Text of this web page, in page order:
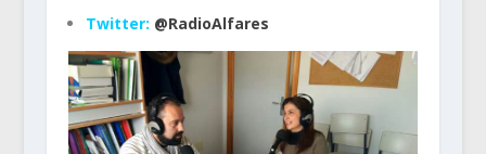
Twitter: @RadioAlfares